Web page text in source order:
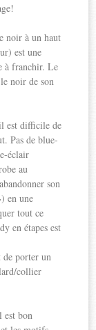
noir à un haut
est une
à franchir. Le
noir de son
est difficile de
Pas de blue-
éclair
au
son
en une
tout ce
en étapes est
de porter un
collier
est bon